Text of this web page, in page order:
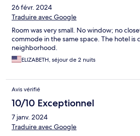
26 févr. 2024
Traduire avec Google
Room was very small. No window; no
commode in the same space. The hotel is
neighborhood.
ELIZABETH, séjour de 2 nuits
Avis vérifié
10/10 Exceptionnel
7 janv. 2024
Traduire avec Google